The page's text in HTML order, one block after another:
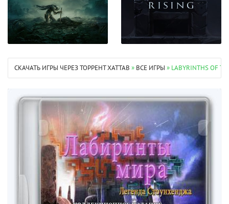
СКАЧАТЬ ИГРЫ ЧЕРЕЗ ТОРРЕНТ XATTAB » ВСЕ ИГРЫ » LABYRINTHS OF